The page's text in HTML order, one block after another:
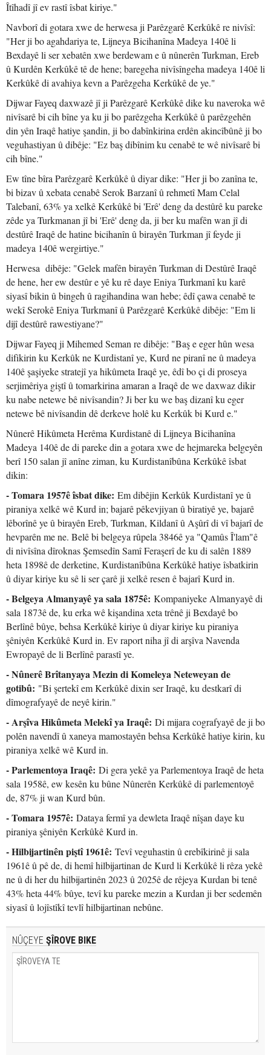
Îtîhadî jî ev rastî îsbat kiriye."
Navborî di gotara xwe de herwesa ji Parêzgarê Kerkûkê re nivîsî:
"Her ji bo agahdariya te, Lijneya Bicihanîna Madeya 140ê li
Bexdayê li ser xebatên xwe berdewam e û nûnerên Turkman, Ereb
û Kurdên Kerkûkê tê de hene; baregeha nivîsîngeha madeya 140ê li
Kerkûkê di avahiya kevn a Parêzgeha Kerkûkê de ye."
Dijwar Fayeq daxwazê jî ji Parêzgarê Kerkûkê dike ku naveroka wê
nivîsarê bi cih bîne ya ku ji bo parêzgeha Kerkûkê û parêzgehên
din yên Iraqê hatiye şandin, ji bo dabînkirina erdên akincîbûnê ji bo
veguhastiyan û dibêje: "Ez baş dibînim ku cenabê te wê nivîsarê bi
cih bîne."
Ew tîne bîra Parêzgarê Kerkûkê û diyar dike: "Her ji bo zanîna te,
bi bizav û xebata cenabê Serok Barzanî û rehmetî Mam Celal
Talebanî, 63% ya xelkê Kerkûkê bi 'Erê' deng da destûrê ku pareke
zêde ya Turkmanan jî bi 'Erê' deng da, ji ber ku mafên wan jî di
destûrê Iraqê de hatine bicihanîn û birayên Turkman jî feyde ji
madeya 140ê wergirtiye."
Herwesa dibêje: "Gelek mafên birayên Turkman di Destûrê Iraqê
de hene, her ew destûr e yê ku rê daye Eniya Turkmanî ku karê
siyasî bikin û bingeh û ragihandina wan hebe; êdî çawa cenabê te
wekî Serokê Eniya Turkmanî û Parêzgarê Kerkûkê dibêje: "Em li
dijî destûrê rawestiyane?"
Dijwar Fayeq ji Mihemed Seman re dibêje: "Baş e eger hûn wesa
difikirin ku Kerkûk ne Kurdistanî ye, Kurd ne piranî ne û madeya
140ê şaşiyeke stratejî ya hikûmeta Iraqê ye, êdî bo çi di proseya
serjimêriya giştî û tomarkirina amaran a Iraqê de we daxwaz dikir
ku nabe netewe bê nivîsandin? Ji ber ku we baş dizanî ku eger
netewe bê nivîsandin dê derkeve holê ku Kerkûk bi Kurd e."
Nûnerê Hikûmeta Herêma Kurdistanê di Lijneya Bicihanîna
Madeya 140ê de di pareke din a gotara xwe de hejmareka belgeyên
berî 150 salan jî anîne ziman, ku Kurdistanîbûna Kerkûkê îsbat
dikin:
- Tomara 1957ê îsbat dike: Em dibêjin Kerkûk Kurdistanî ye û
piraniya xelkê wê Kurd in; bajarê pêkevjiyan û biratiyê ye, bajarê
lêborînê ye û birayên Ereb, Turkman, Kildanî û Aşûrî di vî bajarî de
hevparên me ne. Belê bi belgeya rûpela 3846ê ya "Qamûs Î'lam"ê
di nivîsîna dîroknas Şemsedîn Samî Feraşerî de ku di salên 1889
heta 1898ê de derketine, Kurdistanîbûna Kerkûkê hatiye îsbatkirin
û diyar kiriye ku sê li ser çarê ji xelkê resen ê bajarî Kurd in.
- Belgeya Almanyayê ya sala 1875ê: Kompaniyeke Almanyayê di
sala 1873ê de, ku erka wê kişandina xeta trênê ji Bexdayê bo
Berlînê bûye, behsa Kerkûkê kiriye û diyar kiriye ku piraniya
şêniyên Kerkûkê Kurd in. Ev raport niha jî di arşîva Navenda
Ewropayê de li Berlînê parastî ye.
- Nûnerê Brîtanyaya Mezin di Komeleya Neteweyan de
gotibû: "Bi şertekî em Kerkûkê dixin ser Iraqê, ku destkarî di
dîmografyayê de neyê kirin."
- Arşîva Hikûmeta Melekî ya Iraqê: Di mijara cografyayê de ji bo
polên navendî û xaneya mamostayên behsa Kerkûkê hatiye kirin, ku
piraniya xelkê wê Kurd in.
- Parlementoya Iraqê: Di gera yekê ya Parlementoya Iraqê de heta
sala 1958ê, ew kesên ku bûne Nûnerên Kerkûkê di parlementoyê
de, 87% ji wan Kurd bûn.
- Tomara 1957ê: Dataya fermî ya dewleta Iraqê nîşan daye ku
piraniya şêniyên Kerkûkê Kurd in.
- Hilbijartinên piştî 1961ê: Tevî veguhastin û erebîkirinê ji sala
1961ê û pê de, di hemî hilbijartinan de Kurd li Kerkûkê li rêza yekê
ne û di her du hilbijartinên 2023 û 2025ê de rêjeya Kurdan bi tenê
43% heta 44% bûye, tevî ku pareke mezin a Kurdan ji ber sedemên
siyasî û lojîstîkî tevlî hilbijartinan nebûne.
NÛÇEYE ŞÎROVE BIKE